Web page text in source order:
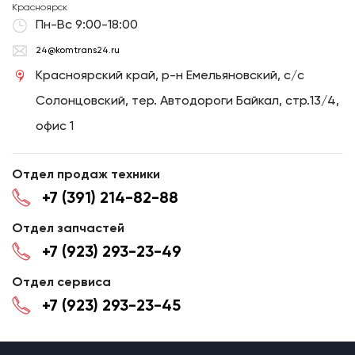
Красноярск
Пн-Вс 9:00-18:00
24@komtrans24.ru
Красноярский край, р-н Емельяновский, с/с
Солонцовский, тер. Автодороги Байкал, стр.13/4,
офис 1
Отдел продаж техники
+7 (391) 214-82-88
Отдел запчастей
+7 (923) 293-23-49
Отдел сервиса
+7 (923) 293-23-45